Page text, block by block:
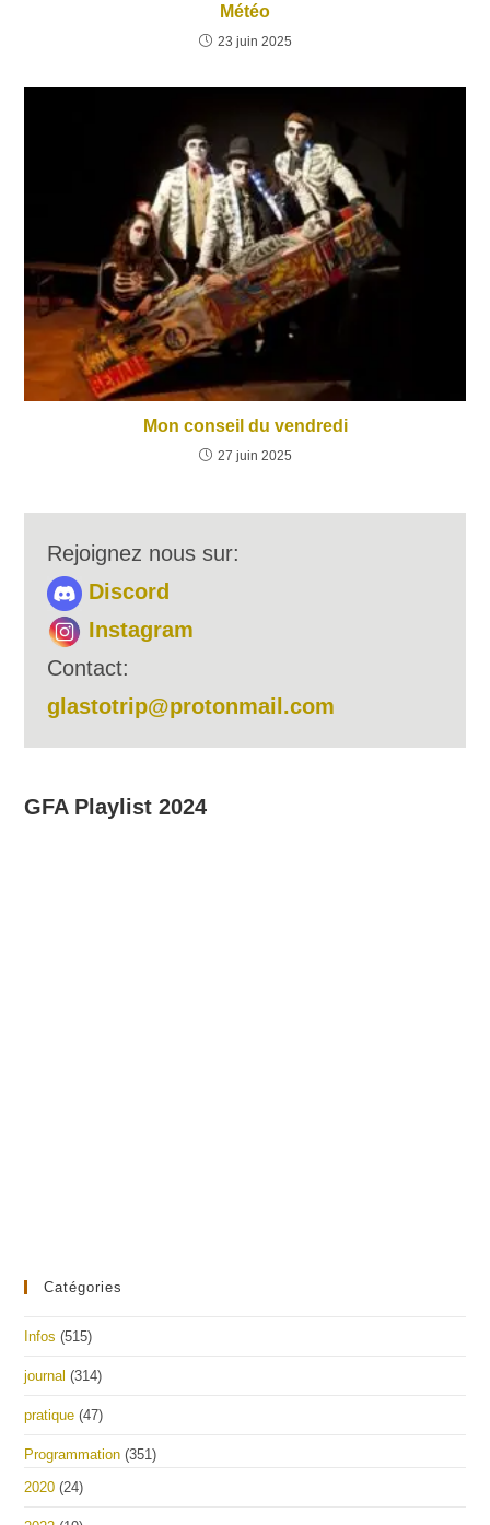
Météo
23 juin 2025
Mon conseil du vendredi
27 juin 2025
Rejoignez nous sur:
Discord
Instagram
Contact:
glastotrip@protonmail.com
GFA Playlist 2024
Catégories
Infos (515)
journal (314)
pratique (47)
Programmation (351)
2020 (24)